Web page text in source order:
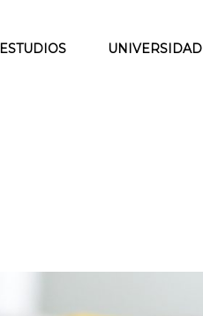
ESTUDIOS UNIVERSIDAD